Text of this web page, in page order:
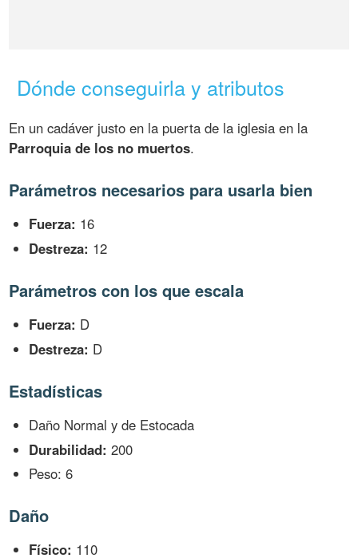
Dónde conseguirla y atributos
En un cadáver justo en la puerta de la iglesia en la
Parroquia de los no muertos.
Parámetros necesarios para usarla bien
Fuerza: 16
Destreza: 12
Parámetros con los que escala
Fuerza: D
Destreza: D
Estadísticas
Daño Normal y de Estocada
Durabilidad: 200
Peso: 6
Daño
Físico: 110